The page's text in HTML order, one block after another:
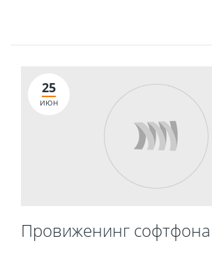
25
ИЮН
Провиженинг